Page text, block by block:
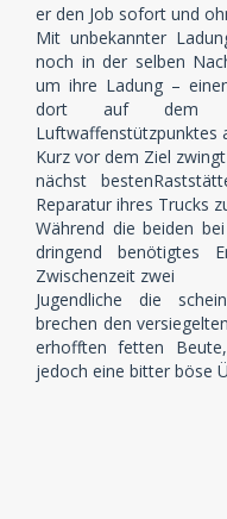
er den Job sofort und
Mit unbekannter
noch in der selben
um ihre Ladung –
dort auf dem
Luftwaffenstützpunktes
Kurz vor dem Ziel
nächst
Reparatur ihres Trucks
Während die beiden
dringend benötigtes
Zwischenzeit zwei
Jugendliche die
brechen den
erhofften fetten
jedoch eine bitter böse